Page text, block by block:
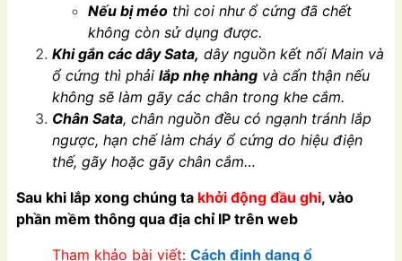
Nếu bị méo thì coi như ổ cứng đã chết
không còn sử dụng được.
Khi gắn các dây Sata, dây nguồn kết nối Main và
ổ cứng thì phải lắp nhẹ nhàng và cẩn thận nếu
không sẽ làm gãy các chân trong khe cắm.
Chân Sata, chân nguồn đều có ngạnh tránh lắp
ngược, hạn chế làm cháy ổ cứng do hiệu điện
thế, gãy hoặc gãy chân cắm…
Sau khi lắp xong chúng ta khởi động đầu ghi, vào
phần mềm thông qua địa chỉ IP trên web
Tham khảo bài viết: Cách định dạng ổ